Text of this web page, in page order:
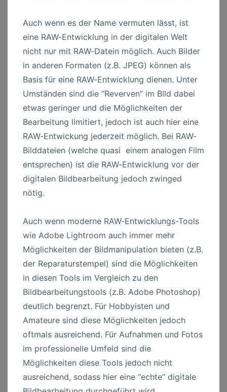
Auch wenn es der Name vermuten lässt, ist
eine RAW-Entwicklung in der digitalen Welt
nicht nur mit RAW-Datein möglich. Auch Bilder
in anderen Formaten (z.B. JPEG) können als
Basis für eine RAW-Entwicklung dienen. Unter
Umständen sind die “Reverven” im BIld dabei
etwas geringer und die Möglichkeiten der
Bearbeitung limitiert, jedoch ist auch hier eine
RAW-Entwickung jederzeit möglich. Bei RAW-
Bilddateien (welche quasi einem analogen Film
entsprechen) ist die RAW-Entwicklung vor der
digitalen Bildbearbeitung jedoch zwinged
nötig.
Auch wenn moderne RAW-Entwicklungs-Tools
wie Adobe Lightroom auch immer mehr
Möglichkeiten der Bildmanipulation bieten (z.B.
der Reparaturstempel) sind die Möglichkeiten
in diesen Tools im Vergleich zu den
Bildbearbeitungstools (z.B. Adobe Photoshop)
deutlich begrenzt. Für Hobbyisten und
Amateure sind diese Möglichkeiten jedoch
oftmals ausreichend. Für Aufnahmen und Fotos
im professionelle Umfeld sind die
Möglichkeiten diese Tools jedoch nicht
ausreichend, sodass hier eine “echte” digitale